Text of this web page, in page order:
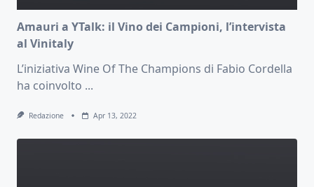
Amauri a YTalk: il Vino dei Campioni, l’intervista
al Vinitaly
L’iniziativa Wine Of The Champions di Fabio Cordella
ha coinvolto ...
Redazione Apr 13, 2022